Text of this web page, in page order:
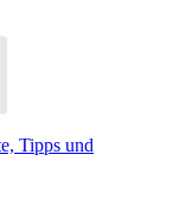
Tipps und